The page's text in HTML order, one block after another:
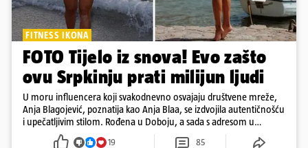
FITNESS IKONA
FOTO Tijelo iz snova! Evo zašto
ovu Srpkinju prati milijun ljudi
U moru influencera koji svakodnevno osvajaju društvene mreže,
Anja Blagojević, poznatija kao Anja Blaa, se izdvojila autentičnošću
i upečatljivim stilom. Rođena u Doboju, a sada s adresom u
Dubaiju, Anja je spoj glamura, discipline i mladenačke energije
19 85